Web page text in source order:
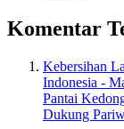
Komentar
Kebersihan
Indonesia -
Pantai
Dukung